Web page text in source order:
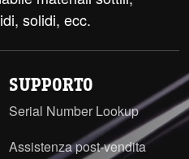
solidi, ecc.
SUPPORTO
Serial Number Lookup
Assistenza post-vendita